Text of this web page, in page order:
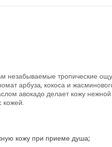
незабываемые тропические
арбуза, кокоса и
авокадо делает кожу нежной
кожей.
кожу при приеме душа;